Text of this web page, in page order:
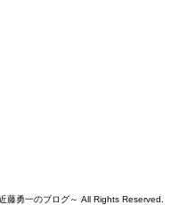
藤勇一のブログ～ All Rights Reserved.